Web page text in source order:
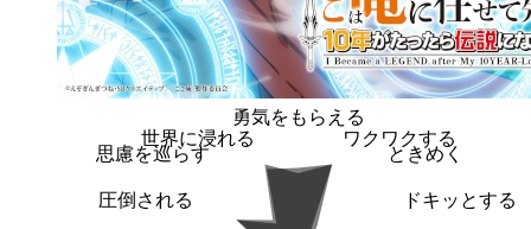
勇気をもらえる
ワクワクする
ときめく
ドキッとする
圧倒される
思慮を巡らす
世界に浸れる